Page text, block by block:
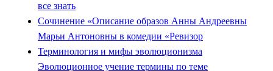
все знать
Cочинение «Описание образов Анны Андреевны
Марьи Антоновны в комедии «Ревизор
Терминология и мифы эволюционизма
Эволюционное учение термины по теме